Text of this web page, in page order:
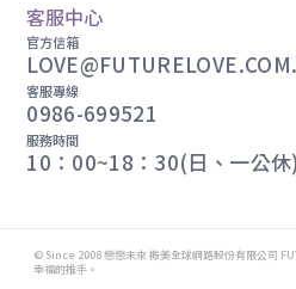
客服中心
官方信箱
客服專線
0986-699521
服務時間
10：00~18：30(日、一公休)
© Since 2008 戀戀未來 振美全球網路股份有限公司
幸福的推手。